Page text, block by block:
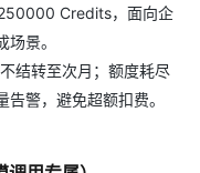
Credits，面向企
景。
结转至次月；额度耗尽
警，避免超额扣费。